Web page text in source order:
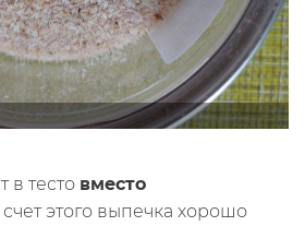
в тесто вместо
счет этого выпечка хорошо